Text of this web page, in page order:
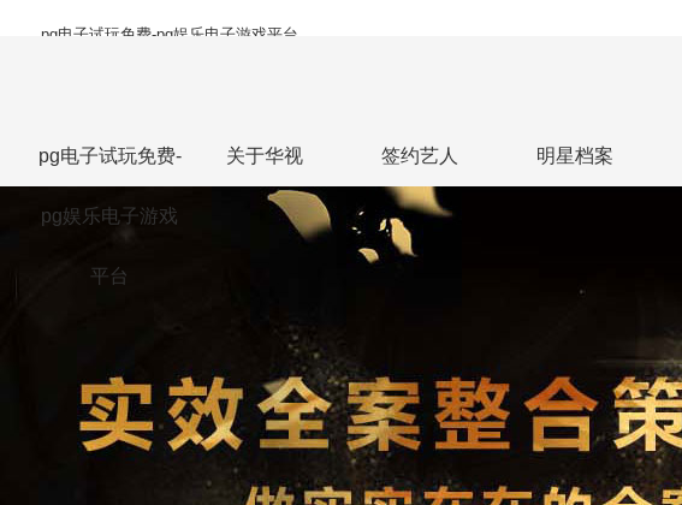
pg电子试玩免费-pg娱乐电子游戏平台
pg电子试玩免费-
pg娱乐电子游戏
平台
关于华视 签约艺人 明星档案